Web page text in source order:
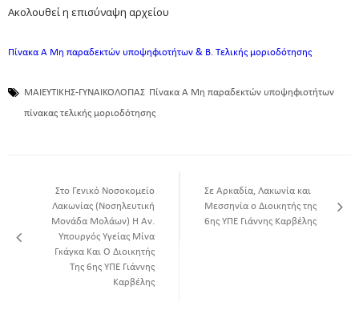
Ακολουθεί η επισύναψη αρχείου
Πίνακα Α Μη παραδεκτών υποψηφιοτήτων & Β. Τελικής μοριοδότησης
ΜΑΙΕΥΤΙΚΗΣ-ΓΥΝΑΙΚΟΛΟΓΙΑΣ Πίνακα Α Μη παραδεκτών υποψηφιοτήτων
πίνακας τελικής μοριοδότησης
Στο Γενικό Νοσοκομείο
Λακωνίας (Νοσηλευτική
Μονάδα Μολάων) Η Αν.
Υπουργός Υγείας Μίνα
Γκάγκα Και Ο Διοικητής
Της 6ης ΥΠΕ Γιάννης
Καρβέλης
Σε Αρκαδία, Λακωνία και
Μεσσηνία ο Διοικητής της
6ης ΥΠΕ Γιάννης Καρβέλης